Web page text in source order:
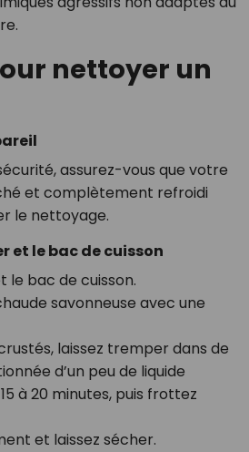
nettoyer un
assurez-vous que votre
et complètement refroidi
le nettoyage.
et le bac de cuisson
le bac de cuisson.
savonneuse avec une
laissez tremper dans de
d’un peu de liquide
à 20 minutes, puis frottez
et laissez sécher.